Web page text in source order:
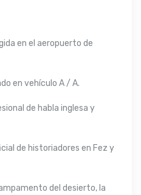
en el aeropuerto de
en vehículo A / A.
de habla inglesa y
de historiadores en Fez y
del desierto, la